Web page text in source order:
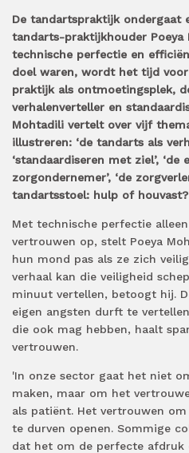
De tandartspraktijk ondergaat
tandarts-praktijkhouder Poeya
technische perfectie en
doel waren, wordt het tijd voor
praktijk als ontmoetingsplek,
verhalenverteller en
Mohtadili vertelt over vijf
illustreren: ‘de tandarts als
‘standaardiseren met ziel’, ‘de
zorgondernemer’, ‘de
tandartsstoel: hulp of
Met technische perfectie
vertrouwen op, stelt Poeya
hun mond pas als ze zich
verhaal kan die veiligheid
minuut vertellen, betoogt hij.
eigen angsten durft te
die ook mag hebben, haalt
vertrouwen.
'In onze sector gaat het niet
maken, maar om het
als patiënt. Het vertrouwen
te durven openen. Sommige
dat het om de perfecte afdruk